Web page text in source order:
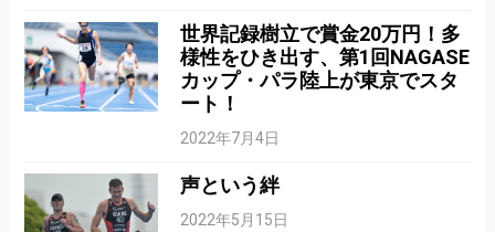
世界記録樹立で賞金20万円！多
様性をひき出す、第1回NAGASE
カップ・パラ陸上が東京でスタ
ート！
2022年7月4日
声という絆
2022年5月15日